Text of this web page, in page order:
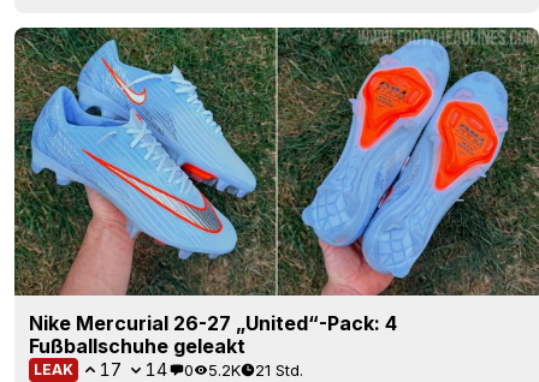
Nike Mercurial 26-27 „United“-Pack: 4
Fußballschuhe geleakt
LEAK 17 14 0 5.2K 21 Std.